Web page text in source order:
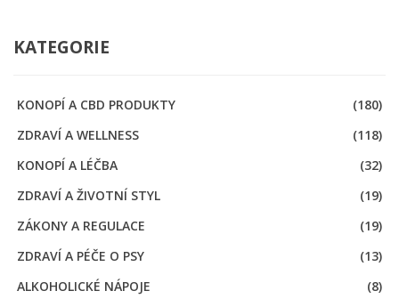
KATEGORIE
KONOPÍ A CBD PRODUKTY
(180)
ZDRAVÍ A WELLNESS
(118)
KONOPÍ A LÉČBA
(32)
ZDRAVÍ A ŽIVOTNÍ STYL
(19)
ZÁKONY A REGULACE
(19)
ZDRAVÍ A PÉČE O PSY
(13)
ALKOHOLICKÉ NÁPOJE
(8)